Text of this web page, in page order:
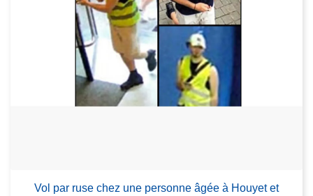
Vol par ruse chez une personne âgée à Houyet et